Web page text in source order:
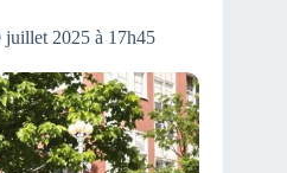
juillet 2025 à 17h45